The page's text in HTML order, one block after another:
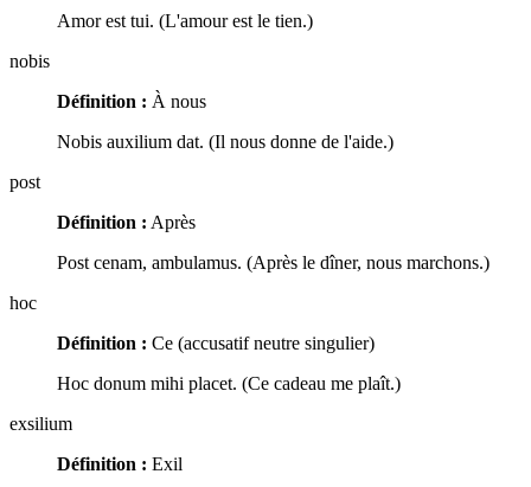
Amor est tui. (L'amour est le tien.)
nobis
Définition : À nous
Nobis auxilium dat. (Il nous donne de l'aide.)
post
Définition : Après
Post cenam, ambulamus. (Après le dîner, nous marchons.)
hoc
Définition : Ce (accusatif neutre singulier)
Hoc donum mihi placet. (Ce cadeau me plaît.)
exsilium
Définition : Exil